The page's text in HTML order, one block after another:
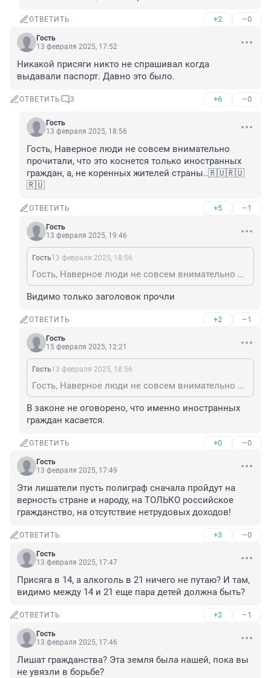
ОТВЕТИТЬ +2 –0
Гость
13 февраля 2025, 17:52
Никакой присяги никто не спрашивал когда
выдавали паспорт. Давно это было.
ОТВЕТИТЬ 3 +6 –0
Гость
13 февраля 2025, 18:56
Гость, Наверное люди не совсем внимательно
прочитали, что это коснется только иностранных
граждан, а, не коренных жителей страны..🇷🇺🇷🇺
🇷🇺
ОТВЕТИТЬ +5 –1
Гость
13 февраля 2025, 19:46
Гость13 февраля 2025, 18:56
Гость, Наверное люди не совсем внимательно прочитали, что это коснется только иностранных граждан, а, не коренных жителей страны..🇷🇺🇷🇺🇷🇺
Видимо только заголовок прочли
ОТВЕТИТЬ +2 –1
Гость
15 февраля 2025, 12:21
Гость13 февраля 2025, 18:56
Гость, Наверное люди не совсем внимательно прочитали, что это коснется только иностранных граждан, а, не коренных жителей страны..🇷🇺🇷🇺🇷🇺
В законе не оговорено, что именно иностранных
граждан касается.
ОТВЕТИТЬ +0 –0
Гость
13 февраля 2025, 17:49
Эти лишатели пусть полиграф сначала пройдут на
верность стране и народу, на ТОЛЬКО российское
гражданство, на отсутствие нетрудовых доходов!
ОТВЕТИТЬ +3 –0
Гость
13 февраля 2025, 17:47
Присяга в 14, а алкоголь в 21 ничего не путаю? И там,
видимо между 14 и 21 еще пара детей должна быть?
ОТВЕТИТЬ +2 –1
Гость
13 февраля 2025, 17:46
Лишат гражданства? Эта земля была нашей, пока вы
не увязли в борьбе?